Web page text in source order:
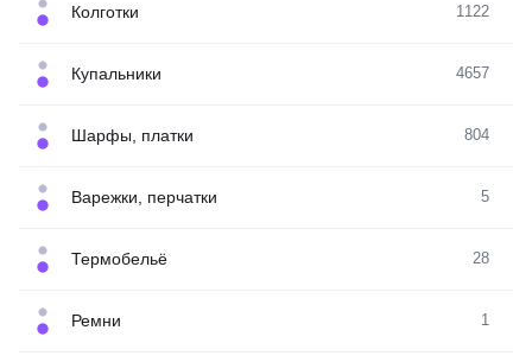
Колготки 1122
Купальники 4657
Шарфы, платки 804
Варежки, перчатки 5
Термобельё 28
Ремни 1